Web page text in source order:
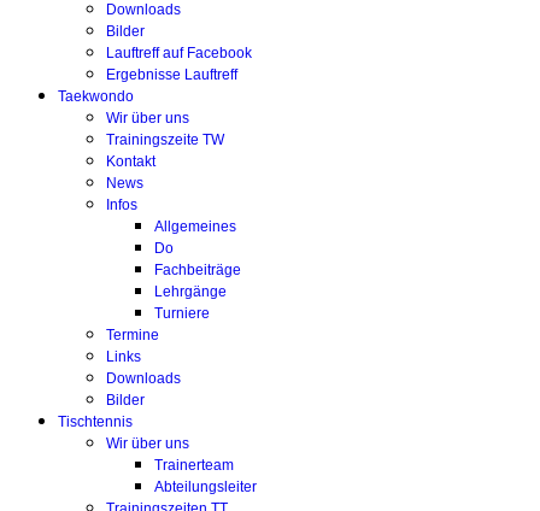
Downloads
Bilder
Lauftreff auf Facebook
Ergebnisse Lauftreff
Taekwondo
Wir über uns
Trainingszeite TW
Kontakt
News
Infos
Allgemeines
Do
Fachbeiträge
Lehrgänge
Turniere
Termine
Links
Downloads
Bilder
Tischtennis
Wir über uns
Trainerteam
Abteilungsleiter